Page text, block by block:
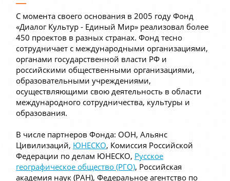
С момента своего основания в 2005 году Фонд
«Диалог Культур - Единый Мир» реализовал более
450 проектов в разных странах. Фонд тесно
сотрудничает с международными организациями,
органами государственной власти РФ и
российскими общественными организациями,
образовательными учреждениями,
осуществляющими свою деятельность в области
международного сотрудничества, культуры и
образования.
В числе партнеров Фонда: ООН, Альянс
Цивилизаций, ЮНЕСКО, Комиссия Российской
Федерации по делам ЮНЕСКО, Русское
географическое общество (РГО), Российская
академия наук (РАН), Федеральное агентство по